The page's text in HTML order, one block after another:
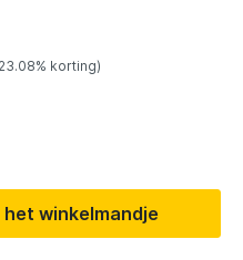
korting)
het winkelmandje